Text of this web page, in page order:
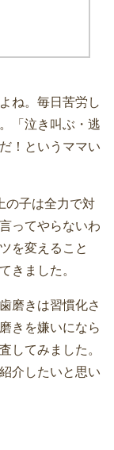
ね。毎日苦労し
「泣き叫ぶ・逃
！というママい
の子は全力で対
ってやらないわ
を変えること
きました。
磨きは習慣化さ
きを嫌いになら
してみました。
介したいと思い